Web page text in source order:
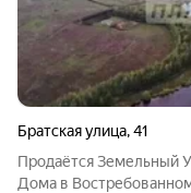
Братская улица,41
Продаётся Земельный Участок Идеально для
Дома в